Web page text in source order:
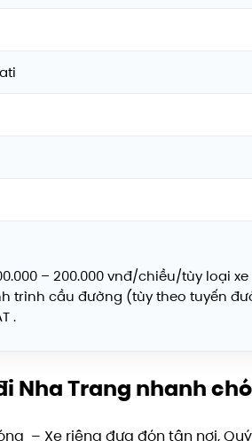
– 200.000 vnđ/chiều/tùy loại xe
trình cầu đường (tùy theo tuyến
.
Nha Trang nhanh
– Xe riêng đưa đón tận nơi,